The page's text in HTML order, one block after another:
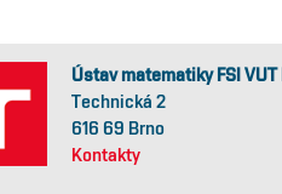
Ústav matematiky FSI VUT
Technická 2
616 69 Brno
Kontakty